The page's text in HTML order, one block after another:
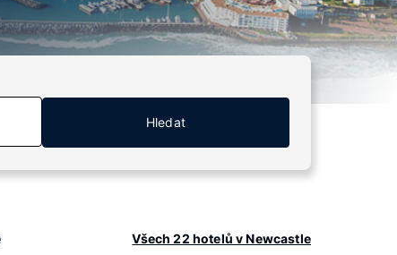
Hledat
Všech 22 hotelů v Newcastle